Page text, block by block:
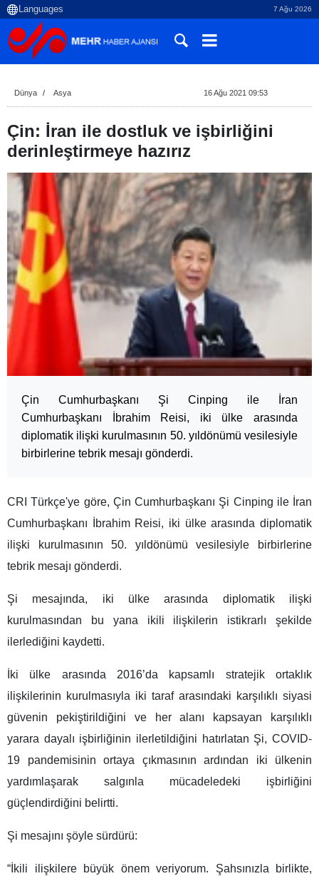
7 Ağu 2026
Dünya Asya 16 Ağu 2021 09:53
Çin: İran ile dostluk ve işbirliğini
derinleştirmeye hazırız
Çin Cumhurbaşkanı Şi Cinping ile İran
Cumhurbaşkanı İbrahim Reisi, iki ülke arasında
diplomatik ilişki kurulmasının 50. yıldönümü vesilesiyle
birbirlerine tebrik mesajı gönderdi.
CRI Türkçe'ye göre, Çin Cumhurbaşkanı Şi Cinping ile İran
Cumhurbaşkanı İbrahim Reisi, iki ülke arasında diplomatik
ilişki kurulmasının 50. yıldönümü vesilesiyle birbirlerine
tebrik mesajı gönderdi.
Şi mesajında, iki ülke arasında diplomatik ilişki
kurulmasından bu yana ikili ilişkilerin istikrarlı şekilde
ilerlediğini kaydetti.
İki ülke arasında 2016’da kapsamlı stratejik ortaklık
ilişkilerinin kurulmasıyla iki taraf arasındaki karşılıklı siyasi
güvenin pekiştirildiğini ve her alanı kapsayan karşılıklı
yarara dayalı işbirliğinin ilerletildiğini hatırlatan Şi, COVID-
19 pandemisinin ortaya çıkmasının ardından iki ülkenin
yardımlaşarak salgınla mücadeledeki işbirliğini
güçlendirdiğini belirtti.
Şi mesajını şöyle sürdürü:
“İkili ilişkilere büyük önem veriyorum. Şahsınızla birlikte,